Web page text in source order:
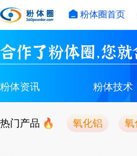
粉体圈首页
合作了粉体圈，您
粉体资讯 粉体技术
热门产品 氧化铝 氧